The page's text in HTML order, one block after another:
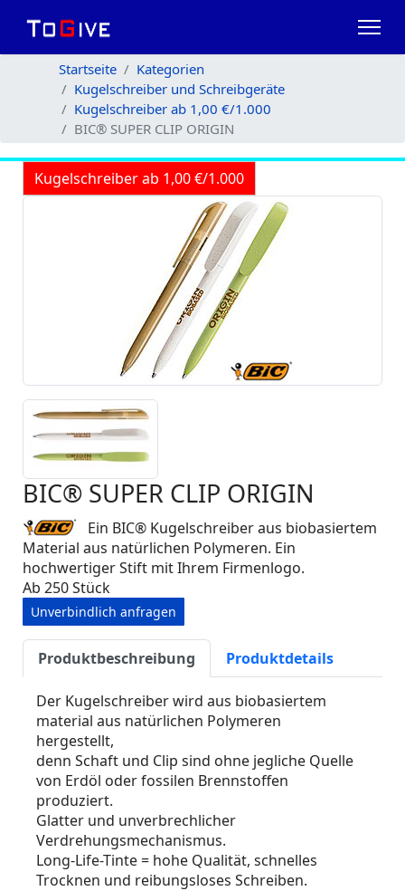
Startseite
Kategorien
Kugelschreiber und Schreibgeräte
Kugelschreiber ab 1,00 €/1.000
BIC® SUPER CLIP ORIGIN
Kugelschreiber ab 1,00 €/1.000
BIC® SUPER CLIP ORIGIN
Ein BIC® Kugelschreiber aus biobasiertem
Material aus natürlichen Polymeren. Ein
hochwertiger Stift mit Ihrem Firmenlogo.
Ab 250 Stück
Unverbindlich anfragen
Produktbeschreibung Produktdetails
Der Kugelschreiber wird aus biobasiertem
material aus natürlichen Polymeren
hergestellt,
denn Schaft und Clip sind ohne jegliche Quelle
von Erdöl oder fossilen Brennstoffen
produziert.
Glatter und unverbrechlicher
Verdrehungsmechanismus.
Long-Life-Tinte = hohe Qualität, schnelles
Trocknen und reibungsloses Schreiben.